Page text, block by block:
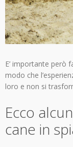
E’ importante però
modo che
loro e non si
Ecco
cane in